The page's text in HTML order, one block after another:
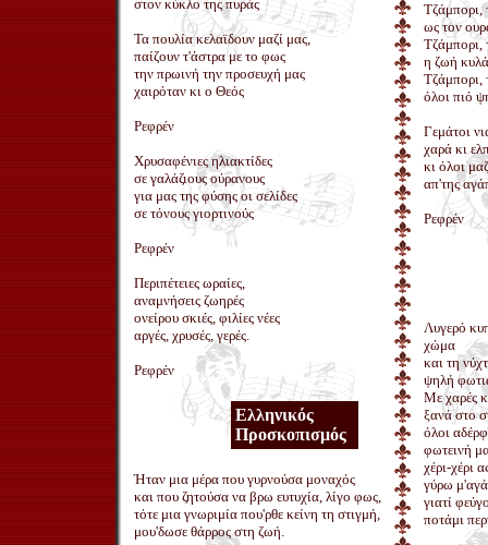
στον κύκλο της πυράς
Τα πουλία κελαϊδουν μαζί μας,
παίζουν τ'άστρα με το φως
την πρωινή την προσευχή μας
χαιρόταν κι ο Θεός
Ρεφρέν
Χρυσαφένιες ηλιακτίδες
σε γαλάζιους ούρανους
για μας της φύσης οι σελίδες
σε τόνους γιορτινούς
Ρεφρέν
Περιπέτειες ωραίες,
αναμνήσεις ζωηρές
ονείρου σκιές, φιλίες νέες
αργές, χρυσές, γερές.
Ρεφρέν
Ελληνικός
Προσκοπισμός
Ήταν μια μέρα που γυρνούσα μοναχός
και που ζητούσα να βρω ευτυχία, λίγο φως,
τότε μια γνωριμία που'ρθε κείνη τη στιγμή,
μου'δωσε θάρρος στη ζωή.
Τζάμπορι,
ως τον
Τζάμπορι,
η ζωή κυλά
Τζάμπορι,
όλοι πιό
Γεμάτοι
χαρά κι
κι όλοι
απ'της
Ρεφρέν
Λυγερό
χώμα
και τη
ψηλή
Με χαρές
ξανά στο
όλοι
φωτεινή
χέρι-χέρι
γύρω
γιατί
ποτάμι